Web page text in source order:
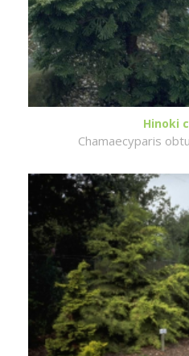
Hinoki
Chamaecyparis